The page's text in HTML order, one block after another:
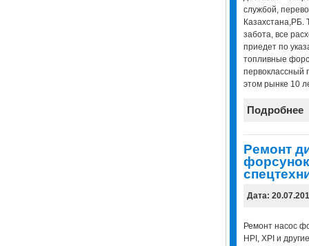
службой,
Казахстана,РБ.
забота, все
приедет по
топливные
первоклассный
этом рынке 10
Подробнее
Ремонт
Дата:
Ремонт насос
HPI, XPI и